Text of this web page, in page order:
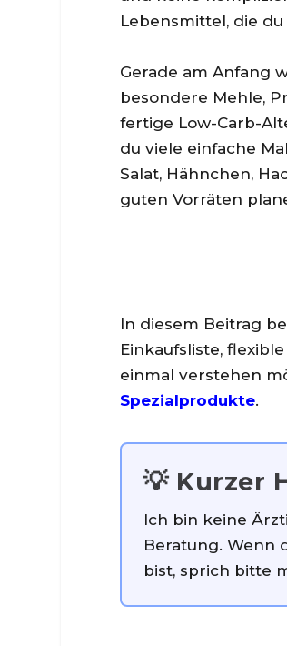
Lebensmittel, die
Gerade am Anfang
besondere Mehle,
fertige Low-Carb-
du viele einfache
Salat, Hähnchen,
guten Vorräten
In diesem Beitrag
Einkaufsliste,
einmal verstehen
Spezialprodukte.
💡 Kurzer
Ich bin keine
Beratung. Wenn
bist, sprich bitte